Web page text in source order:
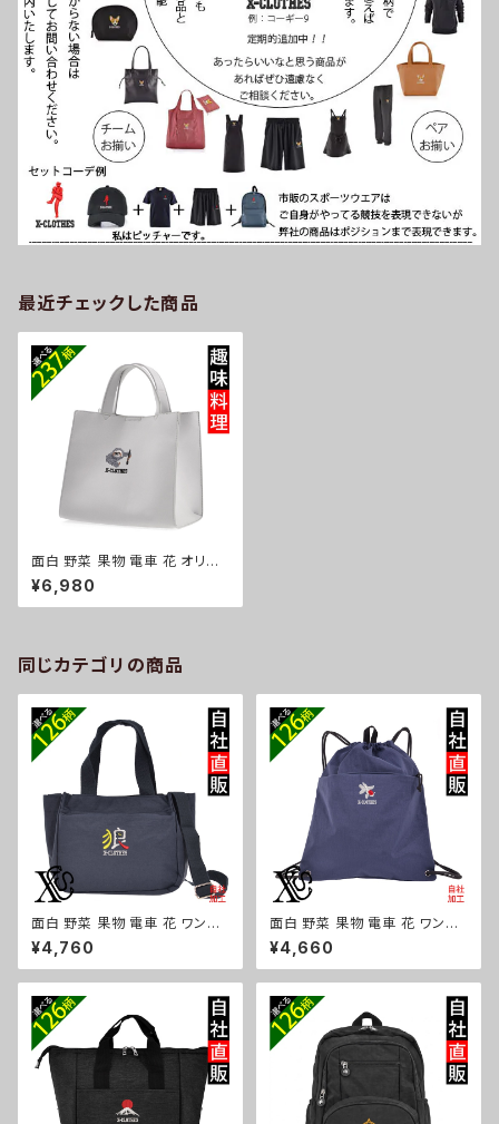
最近チェックした商品
面白 野菜 果物 電車 花 オリジ
ナル 刺繍 ワンポイント フェイク
レザー スクエア ミニ トートバッ
グ レディース 自社ブランド ロゴ
¥6,980
同じカテゴリの商品
面白 野菜 果物 電車 花 ワンポ
イント 刺繍トート ショルダーバ
ッグ カジュアル 軽量 レディース
メンズ 雑貨 グッズ 自社ブランド
鳥獣戯画 富士山 パチンコ ori-
a-bg181-b09-s
¥4,760
面白 野菜 果物 電車 花 ワンポ
イント 刺繍撥水 ナイロン ナップ
サック メンズ 大容量 ジム サブ
バッグ レディース 雑貨 グッズ
ーメン 餃子 鳥獣戯画 富士山 パ
チンコ ori-a-bg180-b09-s
¥4,660